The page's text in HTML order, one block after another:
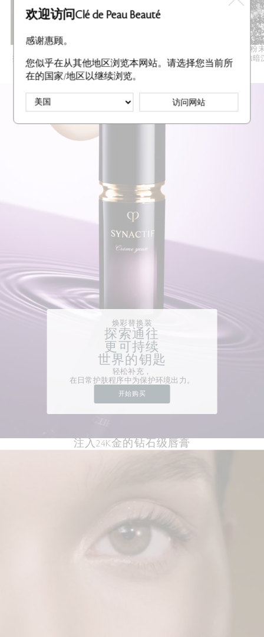
提升饱满度与弹性。结合密集保湿成分，实现迷人
的唇部护理效果。
钻石粉
消除
焕彩替换装
探索通往
更可持续
世界的钥匙
轻松补充，
在日常护肤程序中为保护环境出力。
开始购买
注入24K金的钻石级唇膏
欢迎访问Clé de Peau Beauté
感谢惠顾。
您似乎在从其他地区浏览本网站。请选择您当前所
在的国家/地区以继续浏览。
访问网站